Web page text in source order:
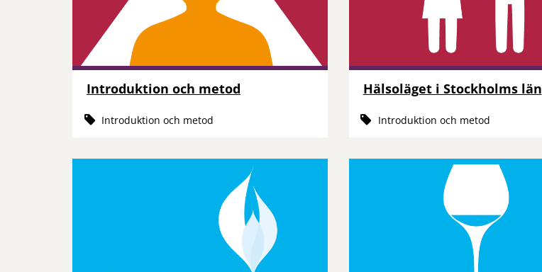
Introduktion och metod
Introduktion och metod
Hälsoläget i Stockholms län
Introduktion och metod